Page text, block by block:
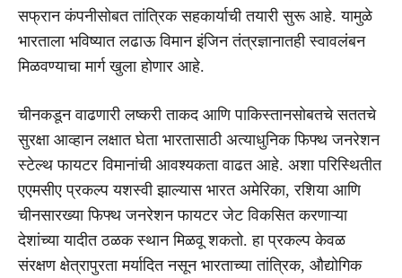
सफ्रान कंपनीसोबत तांत्रिक सहकार्याची तयारी सुरू आहे. यामुळे
भारताला भविष्यात लढाऊ विमान इंजिन तंत्रज्ञानातही स्वावलंबन
मिळवण्याचा मार्ग खुला होणार आहे.
चीनकडून वाढणारी लष्करी ताकद आणि पाकिस्तानसोबतचे सततचे
सुरक्षा आव्हान लक्षात घेता भारतासाठी अत्याधुनिक फिफ्थ जनरेशन
स्टेल्थ फायटर विमानांची आवश्यकता वाढत आहे. अशा परिस्थितीत
एएमसीए प्रकल्प यशस्वी झाल्यास भारत अमेरिका, रशिया आणि
चीनसारख्या फिफ्थ जनरेशन फायटर जेट विकसित करणाऱ्या
देशांच्या यादीत ठळक स्थान मिळवू शकतो. हा प्रकल्प केवळ
संरक्षण क्षेत्रापुरता मर्यादित नसून भारताच्या तांत्रिक, औद्योगिक